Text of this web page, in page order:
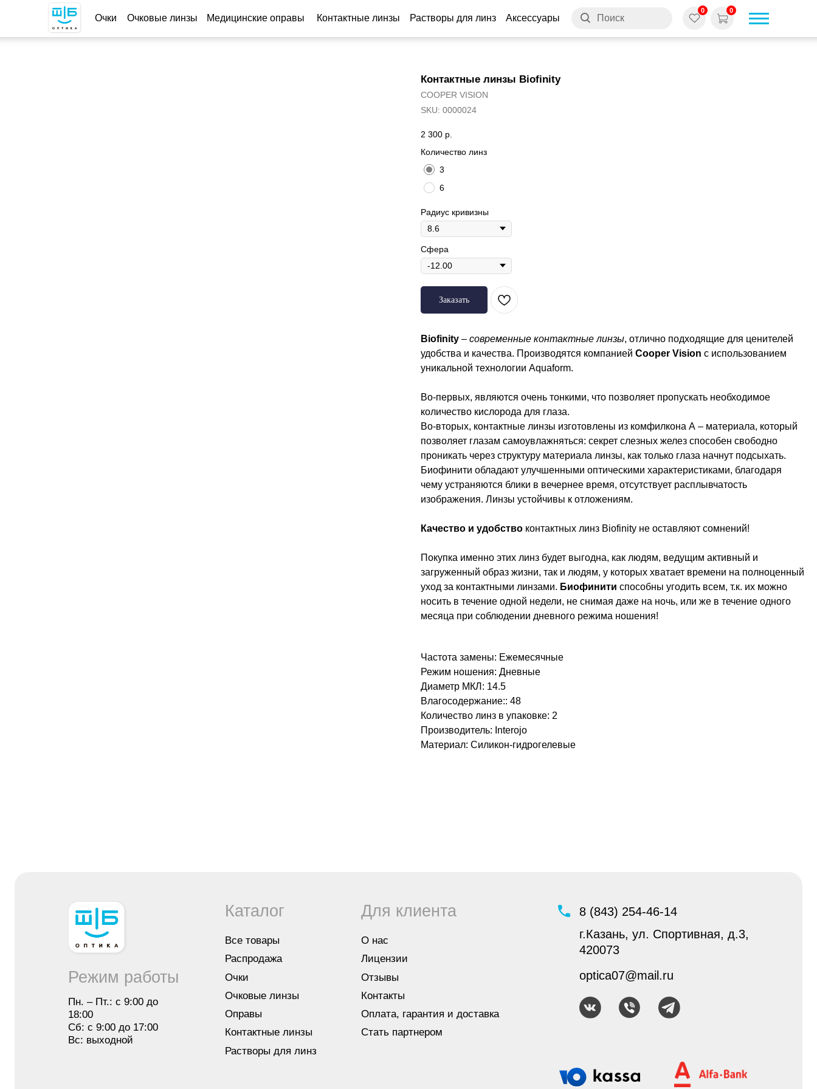
Очки Очковые линзы Медицинские оправы Контактные линзы Растворы для линз Поиск
Аксессуары
Контактные линзы Biofinity
COOPER VISION
SKU: 0000024
2 300 р.
Количество линз
3
6
Радиус кривизны
Сфера
Заказать
Biofinity – современные контактные линзы, отлично подходящие для ценителей
удобства и качества. Производятся компанией Cooper Vision с использованием
уникальной технологии Aquaform.
Во-первых, являются очень тонкими, что позволяет пропускать необходимое
количество кислорода для глаза.
Во-вторых, контактные линзы изготовлены из комфилкона А – материала, который
позволяет глазам самоувлажняться: секрет слезных желез способен свободно
проникать через структуру материала линзы, как только глаза начнут подсыхать.
Биофинити обладают улучшенными оптическими характеристиками, благодаря
чему устраняются блики в вечернее время, отсутствует расплывчатость
изображения. Линзы устойчивы к отложениям.
Качество и удобство контактных линз Biofinity не оставляют сомнений!
Покупка именно этих линз будет выгодна, как людям, ведущим активный и
загруженный образ жизни, так и людям, у которых хватает времени на полноценный
уход за контактными линзами. Биофинити способны угодить всем, т.к. их можно
носить в течение одной недели, не снимая даже на ночь, или же в течение одного
месяца при соблюдении дневного режима ношения!
Частота замены: Ежемесячные
Режим ношения: Дневные
Диаметр МКЛ: 14.5
Влагосодержание:: 48
Количество линз в упаковке: 2
Производитель: Interojo
Материал: Силикон-гидрогелевые
18:00
Сб: с 9:00 до 17:00
Вс: выходной
Оправы Оплата, гарантия и доставка
Стать партнером
Растворы для линз
Остались вопросы?
Оставьте заявку, мы перезвоним вам
и бесплатно проконсультируем
© ШБ Оптика 2023. Все права защищены
интернет-магазина